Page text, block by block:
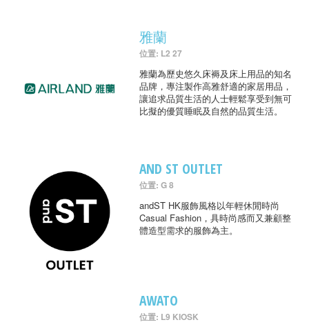
雅蘭
位置: L2 27
雅蘭為歷史悠久床褥及床上用品的知名
品牌，專注製作高雅舒適的家居用品，
讓追求品質生活的人士輕鬆享受到無可
比擬的優質睡眠及自然的品質生活。
AND ST OUTLET
位置: G 8
andST HK服飾風格以年輕休閒時尚
Casual Fashion，具時尚感而又兼顧整
體造型需求的服飾為主。
AWATO
位置: L9 KIOSK